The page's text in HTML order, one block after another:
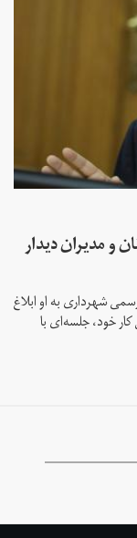
و مدیران دیدار
شهرداری به او ابلاغ
خود، جلسه‌ای با